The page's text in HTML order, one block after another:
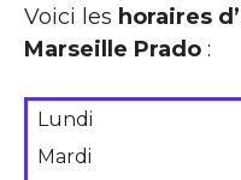
Voici les horaires
Marseille Prado :
Lundi
Mardi